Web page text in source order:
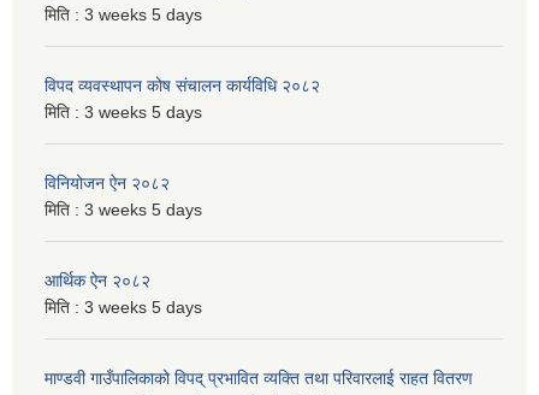
मिति : 3 weeks 5 days
विपद व्यवस्थापन कोष संचालन कार्यविधि २०८२
मिति : 3 weeks 5 days
विनियोजन ऐन २०८२
मिति : 3 weeks 5 days
आर्थिक ऐन २०८२
मिति : 3 weeks 5 days
माण्डवी गाउँपालिकाको विपद् प्रभावित व्यक्ति तथा परिवारलाई राहत वितरण